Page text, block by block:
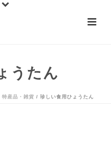
うたん
特産品・雑貨 / 珍しい食用ひょうたん